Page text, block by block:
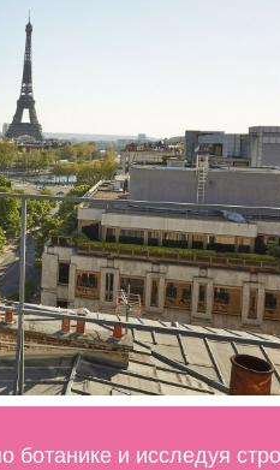
ботанике и исследуя